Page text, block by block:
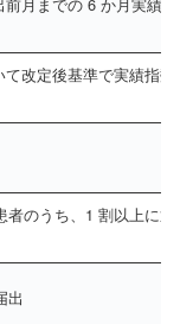
改定後基準で実績指数
者のうち、1 割以上に退
出